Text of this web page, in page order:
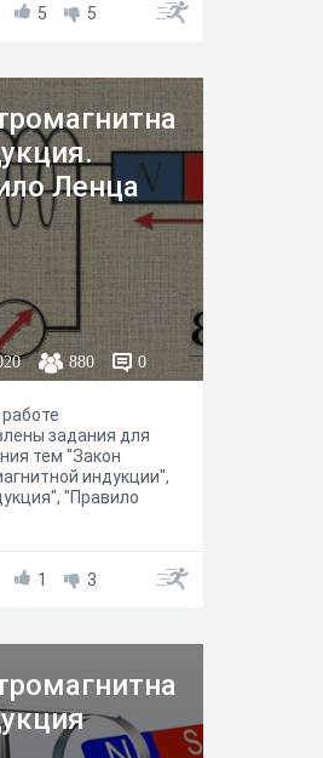
5 5
Ленца
880 0
задания для
тем "Закон
индукции",
"Правило
1 3